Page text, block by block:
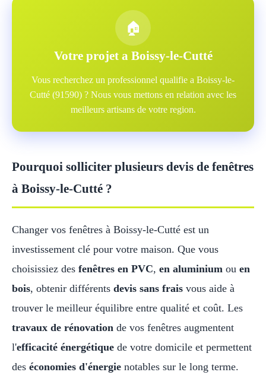
🏠
Votre projet a Boissy-le-Cutté
Vous recherchez un professionnel qualifie a Boissy-le-
Cutté (91590) ? Nous vous mettons en relation avec les
meilleurs artisans de votre region.
Pourquoi solliciter plusieurs devis de fenêtres
à Boissy-le-Cutté ?
Changer vos fenêtres à Boissy-le-Cutté est un
investissement clé pour votre maison. Que vous
choisissiez des fenêtres en PVC, en aluminium ou en
bois, obtenir différents devis sans frais vous aide à
trouver le meilleur équilibre entre qualité et coût. Les
travaux de rénovation de vos fenêtres augmentent
l'efficacité énergétique de votre domicile et permettent
des économies d'énergie notables sur le long terme.